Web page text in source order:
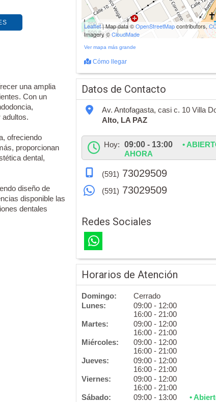
una amplia
Con un
adultos.
ofreciendo
proporcionan
dental,
diseño de
disponible las
dentales
200 m
500 ft
Leaflet| Map data ©OpenStreetMapcontributors,
Imagery ©CloudMade
Ver mapa más grande
Cómo llegar
Datos de Contacto
Av. Antofagasta, casi c. 10 Villa
Alto, LA PAZ
Hoy: 09:00 - 13:00
•
AHORA
(591) 73029509
(591) 73029509
Redes Sociales
Horarios de Atención
Domingo:
Cerrado
Lunes:
09:00 - 12:00
16:00 - 21:00
Martes:
09:00 - 12:00
16:00 - 21:00
Miércoles:
09:00 - 12:00
16:00 - 21:00
Jueves:
09:00 - 12:00
16:00 - 21:00
Viernes:
09:00 - 12:00
16:00 - 21:00
Sábado:
09:00 - 13:00
•